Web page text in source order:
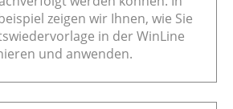
zeigen wir Ihnen, wie Sie
in der WinLine
und anwenden.